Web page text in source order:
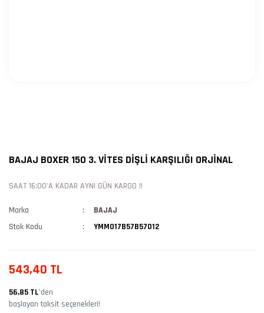
BAJAJ BOXER 150 3. VİTES DİŞLİ KARŞILIĞI ORJİNAL
SAAT 16:00'A KADAR AYNI GÜN KARGO !!
Marka
BAJAJ
Stok Kodu
YMM017B57B57012
543,40 TL
56,85 TL’den
başlayan taksit seçenekleri!